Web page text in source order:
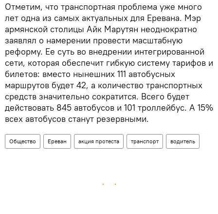
Отметим, что транспортная проблема уже много
лет одна из самых актуальных для Еревана. Мэр
армянской столицы Айк Марутян неоднократно
заявлял о намерении провести масштабную
реформу. Ее суть во внедрении интегрированной
сети, которая обеспечит гибкую систему тарифов и
билетов: вместо нынешних 111 автобусных
маршрутов будет 42, а количество транспортных
средств значительно сократится. Всего будет
действовать 845 автобусов и 101 троллейбус. А 15%
всех автобусов станут резервными.
Общество Ереван акция протеста транспорт водитель